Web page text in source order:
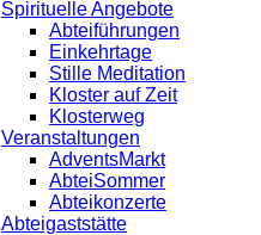
Spirituelle Angebote
Abteiführungen
Einkehrtage
Stille Meditation
Kloster auf Zeit
Klosterweg
Veranstaltungen
AdventsMarkt
AbteiSommer
Abteikonzerte
Abteigaststätte